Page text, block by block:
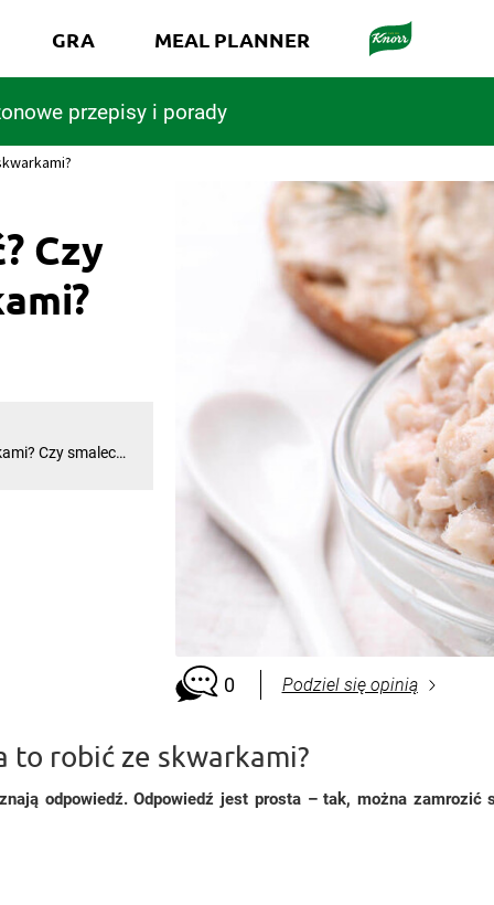
przepisy i porady
GRA MEAL PLANNER
Czy
Czy smalec
0 Podziel się opinią
to robić ze skwarkami?
odpowiedź. Odpowiedź jest prosta – tak, można